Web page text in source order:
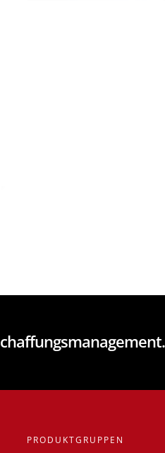
PRODUKTGRUPPEN